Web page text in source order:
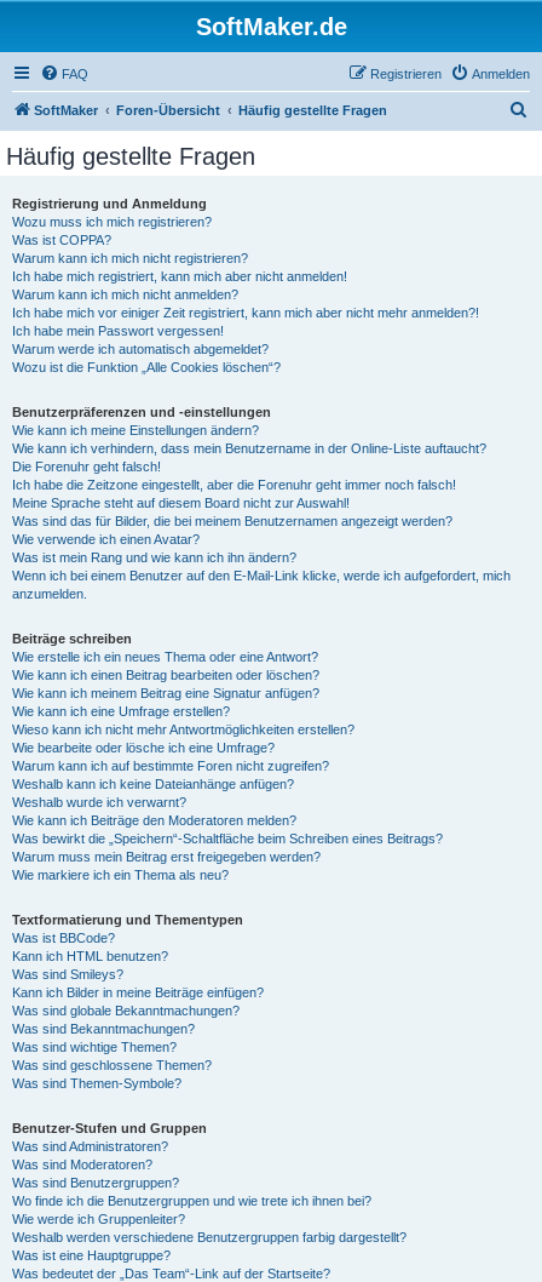
SoftMaker.de
FAQ Anmelden
Registrieren
SoftMaker Foren-Übersicht Häufig gestellte Fragen
Häufig gestellte Fragen
Registrierung und Anmeldung
Wozu muss ich mich registrieren?
Was ist COPPA?
Warum kann ich mich nicht registrieren?
Ich habe mich registriert, kann mich aber nicht anmelden!
Warum kann ich mich nicht anmelden?
Ich habe mich vor einiger Zeit registriert, kann mich aber nicht mehr anmelden?!
Ich habe mein Passwort vergessen!
Warum werde ich automatisch abgemeldet?
Wozu ist die Funktion „Alle Cookies löschen“?
Benutzerpräferenzen und -einstellungen
Wie kann ich meine Einstellungen ändern?
Wie kann ich verhindern, dass mein Benutzername in der Online-Liste auftaucht?
Die Forenuhr geht falsch!
Ich habe die Zeitzone eingestellt, aber die Forenuhr geht immer noch falsch!
Meine Sprache steht auf diesem Board nicht zur Auswahl!
Was sind das für Bilder, die bei meinem Benutzernamen angezeigt werden?
Wie verwende ich einen Avatar?
Was ist mein Rang und wie kann ich ihn ändern?
Wenn ich bei einem Benutzer auf den E-Mail-Link klicke, werde ich aufgefordert, mich
anzumelden.
Beiträge schreiben
Wie erstelle ich ein neues Thema oder eine Antwort?
Wie kann ich einen Beitrag bearbeiten oder löschen?
Wie kann ich meinem Beitrag eine Signatur anfügen?
Wie kann ich eine Umfrage erstellen?
Wieso kann ich nicht mehr Antwortmöglichkeiten erstellen?
Wie bearbeite oder lösche ich eine Umfrage?
Warum kann ich auf bestimmte Foren nicht zugreifen?
Weshalb kann ich keine Dateianhänge anfügen?
Weshalb wurde ich verwarnt?
Wie kann ich Beiträge den Moderatoren melden?
Was bewirkt die „Speichern“-Schaltfläche beim Schreiben eines Beitrags?
Warum muss mein Beitrag erst freigegeben werden?
Wie markiere ich ein Thema als neu?
Textformatierung und Thementypen
Was ist BBCode?
Kann ich HTML benutzen?
Was sind Smileys?
Kann ich Bilder in meine Beiträge einfügen?
Was sind globale Bekanntmachungen?
Was sind Bekanntmachungen?
Was sind wichtige Themen?
Was sind geschlossene Themen?
Was sind Themen-Symbole?
Benutzer-Stufen und Gruppen
Was sind Administratoren?
Was sind Moderatoren?
Was sind Benutzergruppen?
Wo finde ich die Benutzergruppen und wie trete ich ihnen bei?
Wie werde ich Gruppenleiter?
Weshalb werden verschiedene Benutzergruppen farbig dargestellt?
Was ist eine Hauptgruppe?
Was bedeutet der „Das Team“-Link auf der Startseite?